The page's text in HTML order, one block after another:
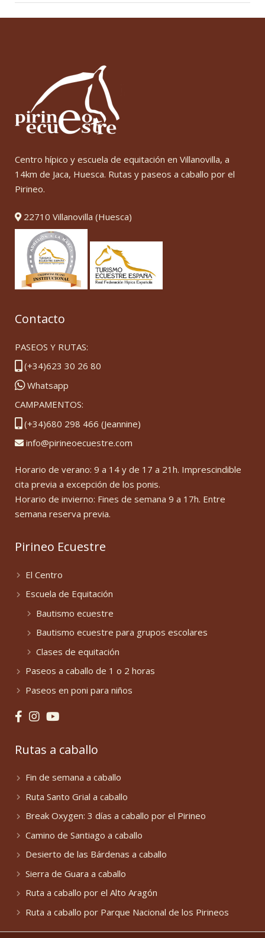
Centro hípico y escuela de equitación en Villanovilla, a
14km de Jaca, Huesca. Rutas y paseos a caballo por el
Pirineo.
22710 Villanovilla (Huesca)
Contacto
PASEOS Y RUTAS:
(+34)623 30 26 80
Whatsapp
CAMPAMENTOS:
(+34)680 298 466 (Jeannine)
info@pirineoecuestre.com
Horario de verano: 9 a 14 y de 17 a 21h. Imprescindible
cita previa a excepción de los ponis.
Horario de invierno: Fines de semana 9 a 17h. Entre
semana reserva previa.
Pirineo Ecuestre
El Centro
Escuela de Equitación
Bautismo ecuestre
Bautismo ecuestre para grupos escolares
Clases de equitación
Paseos a caballo de 1 o 2 horas
Paseos en poni para niños
Rutas a caballo
Fin de semana a caballo
Ruta Santo Grial a caballo
Break Oxygen: 3 días a caballo por el Pirineo
Camino de Santiago a caballo
Desierto de las Bárdenas a caballo
Sierra de Guara a caballo
Ruta a caballo por el Alto Aragón
Ruta a caballo por Parque Nacional de los Pirineos